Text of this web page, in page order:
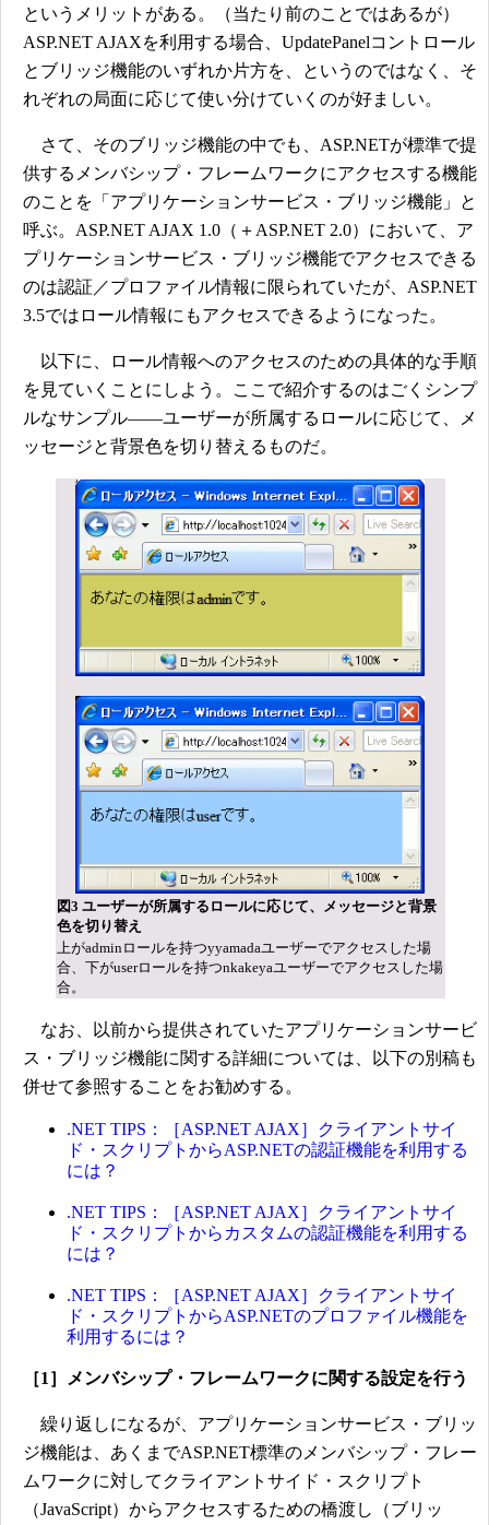
というメリットがある。（当たり前のことではあるが）
ASP.NET AJAXを利用する場合、UpdatePanelコントロール
とブリッジ機能のいずれか片方を、というのではなく、そ
れぞれの局面に応じて使い分けていくのが好ましい。
さて、そのブリッジ機能の中でも、ASP.NETが標準で提
供するメンバシップ・フレームワークにアクセスする機能
のことを「アプリケーションサービス・ブリッジ機能」と
呼ぶ。ASP.NET AJAX 1.0（＋ASP.NET 2.0）において、ア
プリケーションサービス・ブリッジ機能でアクセスできる
のは認証／プロファイル情報に限られていたが、ASP.NET
3.5ではロール情報にもアクセスできるようになった。
以下に、ロール情報へのアクセスのための具体的な手順
を見ていくことにしよう。ここで紹介するのはごくシンプ
ルなサンプル――ユーザーが所属するロールに応じて、メ
ッセージと背景色を切り替えるものだ。
図3 ユーザーが所属するロールに応じて、メッセージと背景
色を切り替え
上がadminロールを持つyyamadaユーザーでアクセスした場
合、下がuserロールを持つnkakeyaユーザーでアクセスした場
合。
なお、以前から提供されていたアプリケーションサービ
ス・ブリッジ機能に関する詳細については、以下の別稿も
併せて参照することをお勧めする。
.NET TIPS：［ASP.NET AJAX］クライアントサイ
ド・スクリプトからASP.NETの認証機能を利用する
には？
.NET TIPS：［ASP.NET AJAX］クライアントサイ
ド・スクリプトからカスタムの認証機能を利用する
には？
.NET TIPS：［ASP.NET AJAX］クライアントサイ
ド・スクリプトからASP.NETのプロファイル機能を
利用するには？
［1］メンバシップ・フレームワークに関する設定を行う
繰り返しになるが、アプリケーションサービス・ブリッ
ジ機能は、あくまでASP.NET標準のメンバシップ・フレー
ムワークに対してクライアントサイド・スクリプト
（JavaScript）からアクセスするための橋渡し（ブリッ